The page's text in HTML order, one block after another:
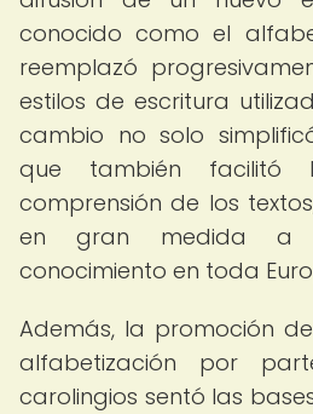
conocido como el
reemplazó
estilos de escritura
cambio no solo
que también
comprensión de los
en gran medida a
conocimiento en toda
Además, la promoción
alfabetización por
carolingios sentó las